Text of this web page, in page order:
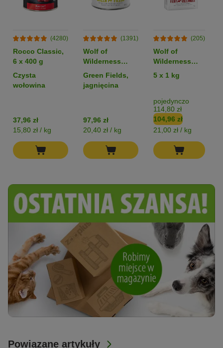
Powiązane artykuły
(4280)
Rocco Classic,
6 x 400 g
Czysta
wołowina
37,96 zł
15,80 zł / kg
(1391)
Wolf of
Wilderness
Monoprotein
Adult, 6 x 800 g
Green Fields,
jagnięcina
97,96 zł
20,40 zł / kg
(205)
Wolf of
Wilderness
Monoprotein
Sensitive
Volcanoes”,
jagnięcina -
bez zbóż
5 x 1 kg
pojedynczo
114,80 zł
104,96 zł
21,00 zł / kg